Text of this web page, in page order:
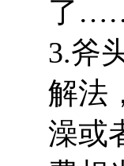
了……
3.斧
解法
澡或